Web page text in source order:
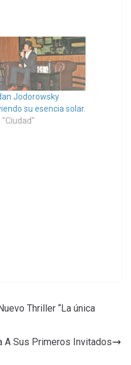
Jodorowsky
su esencia solar.
"Ciudad"
Thriller “La única
A Sus Primeros Invitados